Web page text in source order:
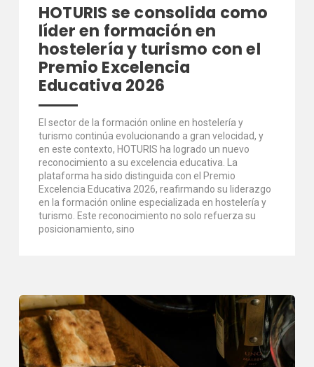
HOTURIS se consolida como
líder en formación en
hostelería y turismo con el
Premio Excelencia
Educativa 2026
El sector de la formación online en hostelería y
turismo continúa evolucionando a gran velocidad, y
en este contexto, HOTURIS ha logrado un nuevo
reconocimiento a su excelencia educativa. La
plataforma ha sido distinguida con el Premio
Excelencia Educativa 2026, reafirmando su liderazgo
en la formación online especializada en hostelería y
turismo. Este reconocimiento no solo refuerza su
posicionamiento, sino